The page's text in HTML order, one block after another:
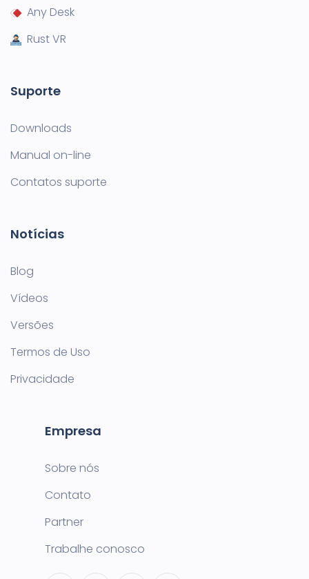
Any Desk
Rust VR
Suporte
Downloads
Manual on-line
Contatos suporte
Notícias
Blog
Vídeos
Versões
Termos de Uso
Privacidade
Empresa
Sobre nós
Contato
Partner
Trabalhe conosco